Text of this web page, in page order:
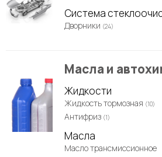
Система
Дворники (24)
Масла и
Жидкости
Жидкость тормозная (10)
Антифриз (1)
Масла
Масло трансмиссионное